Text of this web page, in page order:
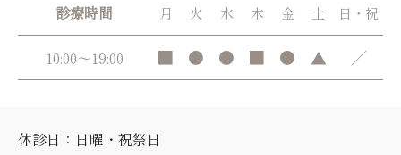
診療時間 月 火 水 木 金 土 日・祝
10:00～19:00 ■ ● ● ■ ● ▲ ／
休診日：日曜・祝祭日